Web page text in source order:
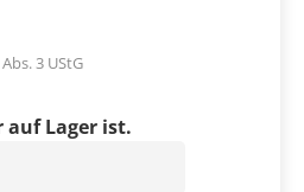
3 UStG
auf Lager ist.